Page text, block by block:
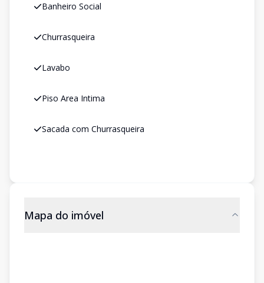
Banheiro Social
Churrasqueira
Lavabo
Piso Area Intima
Sacada com Churrasqueira
Mapa do imóvel